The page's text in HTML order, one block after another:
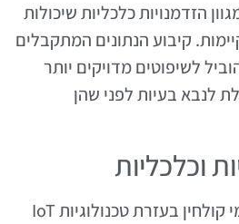
הזדמנויות כלכליות שיכולות
קיבוע הנתונים המתקבלים
לשיפוטים מדויקים יותר
לנבא בעיות לפני שהן
וכלכליות
המעבר לשימוש חוזר במי קולחין בעזרת טכנולוגיות IoT